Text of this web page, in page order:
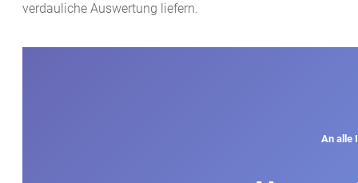
verdauliche Auswertung liefern.
An alle